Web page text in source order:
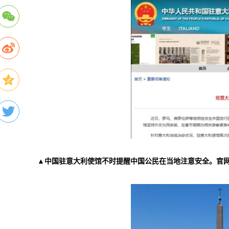
▲中国驻意大利使馆不时提醒中国公民在当地注意安全。官